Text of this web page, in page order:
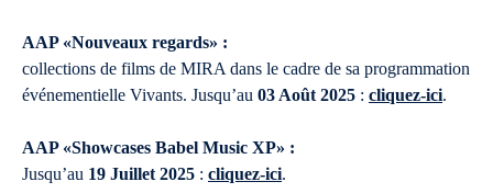
AAP «Nouveaux regards» :
collections de films de MIRA dans le cadre de sa programmation
événementielle Vivants. Jusqu’au 03 Août 2025 : cliquez-ici.
AAP «Showcases Babel Music XP» :
Jusqu’au 19 Juillet 2025 : cliquez-ici.